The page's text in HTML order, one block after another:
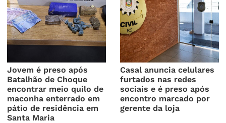
Jovem é preso após
Batalhão de Choque
encontrar meio quilo de
maconha enterrado em
pátio de residência em
Santa Maria
Casal anuncia celulares
furtados nas redes
sociais e é preso após
encontro marcado por
gerente da loja